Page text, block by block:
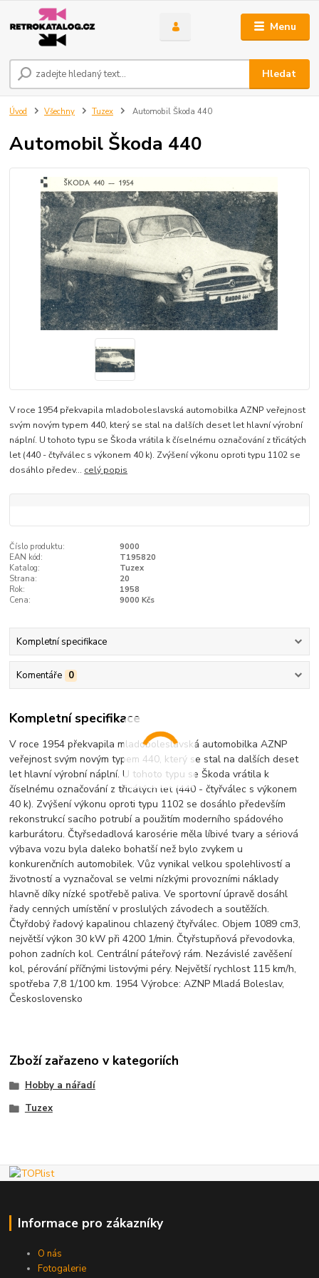
Menu
Hledat
Úvod Všechny Tuzex Automobil Škoda 440
Automobil Škoda 440
V roce 1954 překvapila mladoboleslavská automobilka AZNP veřejnost
svým novým typem 440, který se stal na dalších deset let hlavní výrobní
náplní. U tohoto typu se Škoda vrátila k číselnému označování z třicátých
let (440 - čtyřválec s výkonem 40 k). Zvýšení výkonu oproti typu 1102 se
dosáhlo předev... celý popis
Číslo produktu:
9000
EAN kód:
T195820
Katalog:
Tuzex
Strana:
20
Rok:
1958
Cena:
9000 Kčs
Kompletní specifikace
Komentáře 0
Kompletní specifikace
V roce 1954 překvapila mladoboleslavská automobilka AZNP
veřejnost svým novým typem 440, který se stal na dalších deset
let hlavní výrobní náplní. U tohoto typu se Škoda vrátila k
číselnému označování z třicátých let (440 - čtyřválec s výkonem
40 k). Zvýšení výkonu oproti typu 1102 se dosáhlo především
rekonstrukcí sacího potrubí a použitím moderního spádového
karburátoru. Čtyřsedadlová karosérie měla líbivé tvary a sériová
výbava vozu byla daleko bohatší než bylo zvykem u
konkurenčních automobilek. Vůz vynikal velkou spolehlivostí a
životností a vyznačoval se velmi nízkými provozními náklady
hlavně díky nízké spotřebě paliva. Ve sportovní úpravě dosáhl
řady cenných umístění v proslulých závodech a soutěžích.
Čtyřdobý řadový kapalinou chlazený čtyřválec. Objem 1089 cm3,
největší výkon 30 kW při 4200 1/min. Čtyřstupňová převodovka,
pohon zadních kol. Centrální páteřový rám. Nezávislé zavěšení
kol, pérování příčnými listovými péry. Největší rychlost 115 km/h,
spotřeba 7,8 1/100 km. 1954 Výrobce: AZNP Mladá Boleslav,
Československo
Zboží zařazeno v kategoriích
Hobby a nářadí
Tuzex
Informace pro zákazníky
O nás
Fotogalerie